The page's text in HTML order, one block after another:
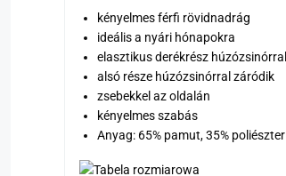
kényelmes férfi rövidnadrág
ideális a nyári hónapokra
elasztikus derékrész húzózsinórral
alsó része húzózsinórral záródik
zsebekkel az oldalán
kényelmes szabás
Anyag: 65% pamut, 35% poliészter